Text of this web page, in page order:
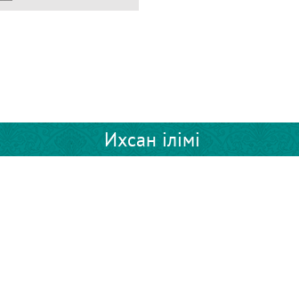
Ихсан ілімі